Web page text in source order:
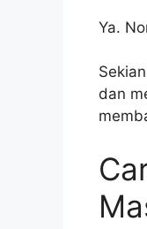
Ya.
dan